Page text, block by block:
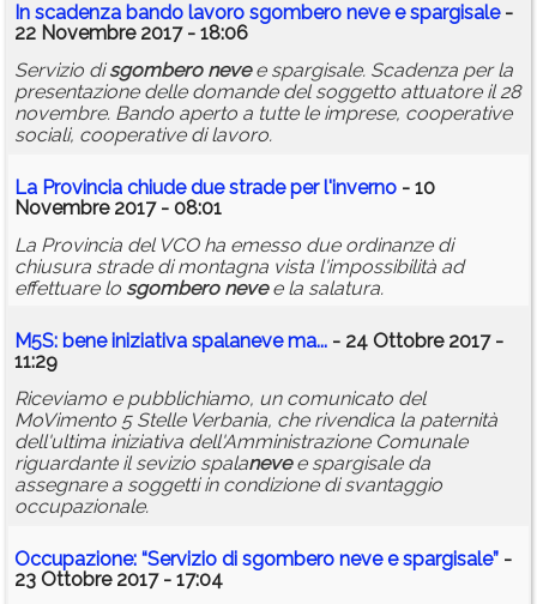
In scadenza bando lavoro sgombero nevee spargisale-
22 Novembre 2017 - 18:06
Servizio disgombero nevee spargisale. Scadenza per la
presentazione delle domande del soggetto attuatore il 28
novembre. Bando aperto a tutte le imprese, cooperative
sociali, cooperative di lavoro.
La Provincia chiude due strade per l'inverno - 10
Novembre 2017 - 08:01
La Provincia del VCO ha emesso due ordinanze di
chiusura strade di montagna vista l'impossibilità ad
effettuare lo sgombero nevee la salatura.
M5S: bene iniziativa spalanevema... - 24 Ottobre 2017 -
11:29
Riceviamo e pubblichiamo, un comunicato del
MoVimento 5 Stelle Verbania, che rivendica la paternità
dell'ultima iniziativa dell'Amministrazione Comunale
riguardante il sevizio spalanevee spargisale da
assegnare a soggetti in condizione di svantaggio
occupazionale.
Occupazione: “Servizio di sgombero nevee spargisale” -
23 Ottobre 2017 - 17:04